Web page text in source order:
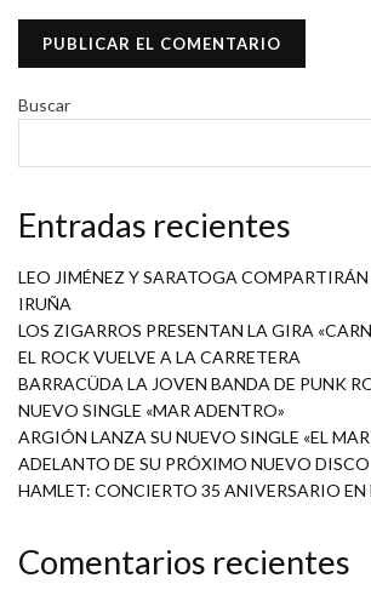
Buscar
Entradas recientes
LEO JIMÉNEZ Y SARATOGA COMPARTIRÁN
IRUÑA
LOS ZIGARROS PRESENTAN LA GIRA
EL ROCK VUELVE A LA CARRETERA
BARRACÜDA LA JOVEN BANDA DE PUNK
NUEVO SINGLE «MAR ADENTRO»
ARGIÓN LANZA SU NUEVO SINGLE «EL
ADELANTO DE SU PRÓXIMO NUEVO DISCO
HAMLET: CONCIERTO 35 ANIVERSARIO EN
Comentarios recientes